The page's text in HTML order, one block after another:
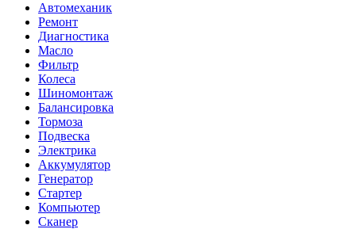
Автомеханик
Ремонт
Диагностика
Масло
Фильтр
Колеса
Шиномонтаж
Балансировка
Тормоза
Подвеска
Электрика
Аккумулятор
Генератор
Стартер
Компьютер
Сканер